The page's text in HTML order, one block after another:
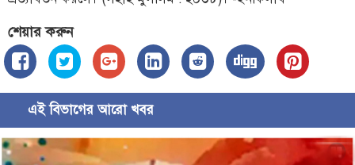
শেয়ার করুন
এই বিভাগের আরো খবর